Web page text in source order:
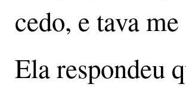
cedo, e tava
Ela respondeu